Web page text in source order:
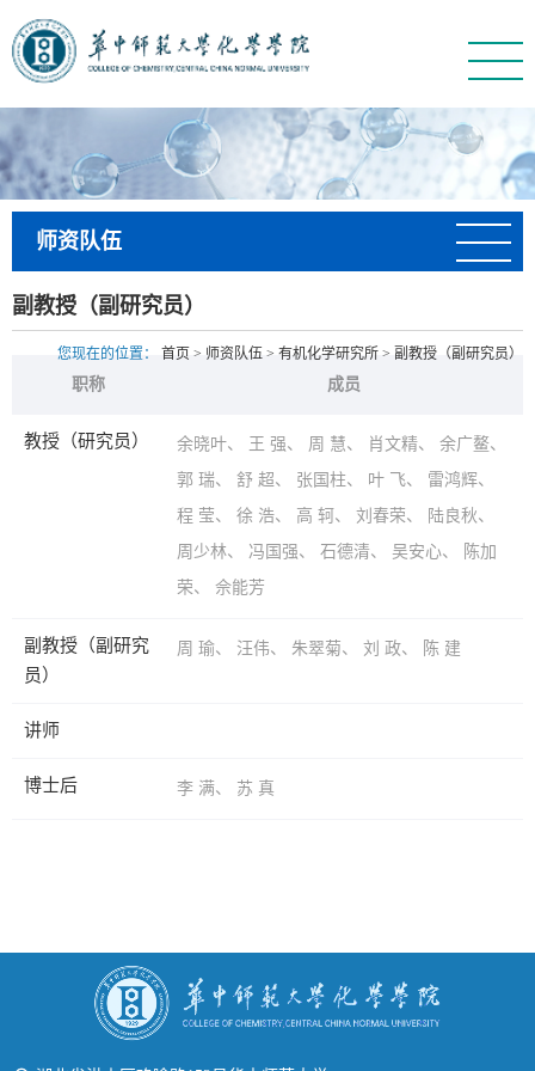
师资队伍
副教授（副研究员）
您现在的位置： 首页 > 师资队伍 > 有机化学研究所 > 副教授（副研究员）
职称 成员
教授（研究员） 余晓叶、 王 强、 周 慧、 肖文精、余广鳌、
郭 瑞、舒 超、 张国柱、 叶 飞、 雷鸿辉、
程 莹、徐 浩、 高 轲 、刘春荣、 陆良秋、
周少林、 冯国强、石德清、 吴安心、
陈加
荣、佘能芳
副教授（副研究
员）
周 瑜、 汪伟、 朱翠菊、刘 政、 陈 建
讲师
博士后 李 满、 苏 真